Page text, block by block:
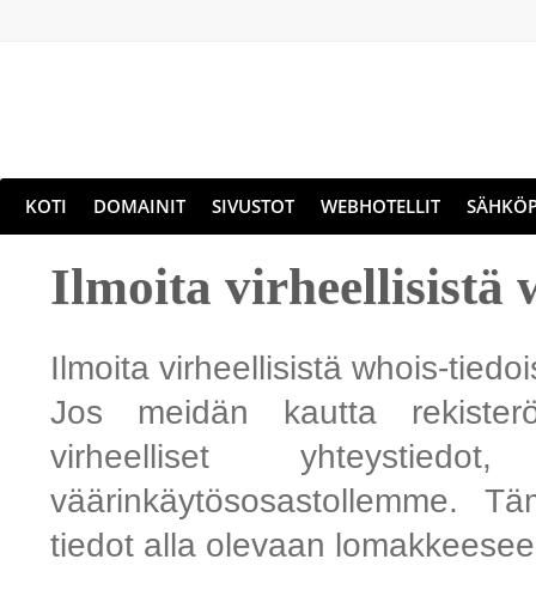
KOTI DOMAINIT SIVUSTOT WEBHOTELLIT
Ilmoita virheellisistä
Ilmoita virheellisistä whois-
Jos meidän kautta
virheelliset
väärinkäytösosastollemme.
tiedot alla olevaan